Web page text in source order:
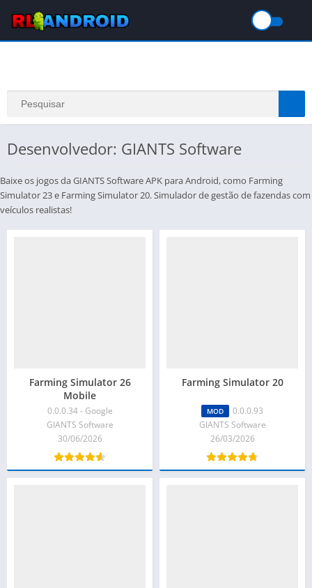
Desenvolvedor: GIANTS Software
Baixe os jogos da GIANTS Software APK para Android, como Farming
Simulator 23 e Farming Simulator 20. Simulador de gestão de fazendas com
veículos realistas!
Farming Simulator 26
Mobile
0.0.0.34 - Google
GIANTS Software
30/06/2026
Farming Simulator 20
MOD
0.0.0.93
GIANTS Software
26/03/2026